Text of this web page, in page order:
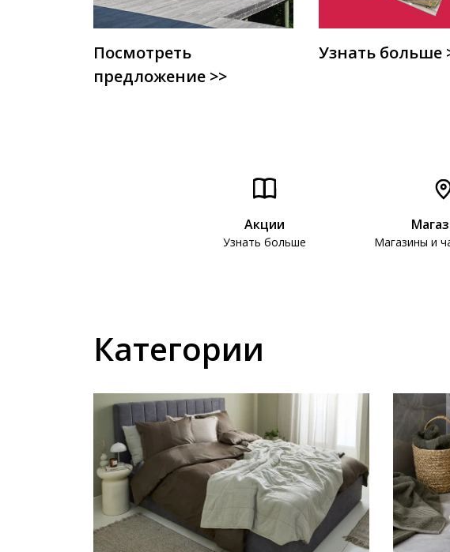
Посмотреть
предложение >>
Узнать больше
Акции
Узнать больше Магазины и
Категории